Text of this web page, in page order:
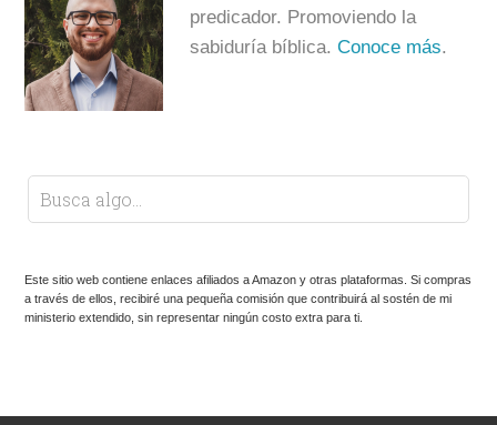
predicador. Promoviendo la
sabiduría bíblica.Conoce más.
Este sitio web contiene enlaces afiliados a Amazon y otras plataformas. Si compras
a través de ellos, recibiré una pequeña comisión que contribuirá al sostén de mi
ministerio extendido, sin representar ningún costo extra para ti.